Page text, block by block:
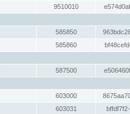
9510010
585850
585860
587500
603000
603031